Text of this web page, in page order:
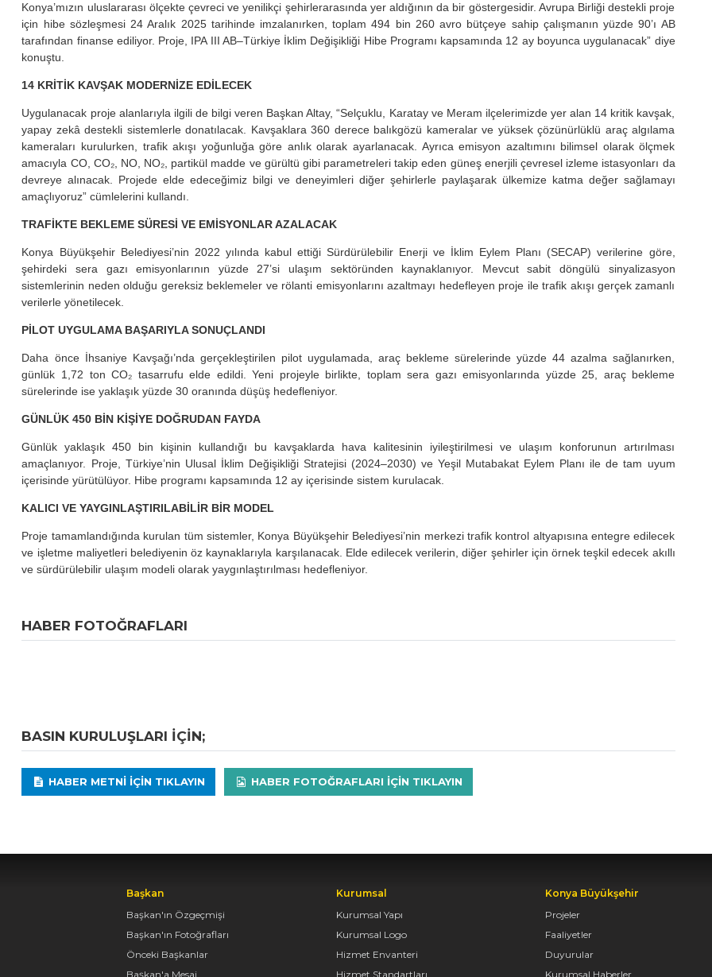
Konya’mızın uluslararası ölçekte çevreci ve yenilikçi şehirlerarasında yer aldığının da bir göstergesidir. Avrupa Birliği destekli proje
için hibe sözleşmesi 24 Aralık 2025 tarihinde imzalanırken, toplam 494 bin 260 avro bütçeye sahip çalışmanın yüzde 90’ı AB
tarafından finanse ediliyor. Proje, IPA III AB–Türkiye İklim Değişikliği Hibe Programı kapsamında 12 ay boyunca uygulanacak” diye
konuştu.
14 KRİTİK KAVŞAK MODERNİZE EDİLECEK
Uygulanacak proje alanlarıyla ilgili de bilgi veren Başkan Altay, “Selçuklu, Karatay ve Meram ilçelerimizde yer alan 14 kritik kavşak,
yapay zekâ destekli sistemlerle donatılacak. Kavşaklara 360 derece balıkgözü kameralar ve yüksek çözünürlüklü araç algılama
kameraları kurulurken, trafik akışı yoğunluğa göre anlık olarak ayarlanacak. Ayrıca emisyon azaltımını bilimsel olarak ölçmek
amacıyla CO, CO₂, NO, NO₂, partikül madde ve gürültü gibi parametreleri takip eden güneş enerjili çevresel izleme istasyonları da
devreye alınacak. Projede elde edeceğimiz bilgi ve deneyimleri diğer şehirlerle paylaşarak ülkemize katma değer sağlamayı
amaçlıyoruz” cümlelerini kullandı.
TRAFİKTE BEKLEME SÜRESİ VE EMİSYONLAR AZALACAK
Konya Büyükşehir Belediyesi’nin 2022 yılında kabul ettiği Sürdürülebilir Enerji ve İklim Eylem Planı (SECAP) verilerine göre,
şehirdeki sera gazı emisyonlarının yüzde 27’si ulaşım sektöründen kaynaklanıyor. Mevcut sabit döngülü sinyalizasyon
sistemlerinin neden olduğu gereksiz beklemeler ve rölanti emisyonlarını azaltmayı hedefleyen proje ile trafik akışı gerçek zamanlı
verilerle yönetilecek.
PİLOT UYGULAMA BAŞARIYLA SONUÇLANDI
Daha önce İhsaniye Kavşağı’nda gerçekleştirilen pilot uygulamada, araç bekleme sürelerinde yüzde 44 azalma sağlanırken,
günlük 1,72 ton CO₂ tasarrufu elde edildi. Yeni projeyle birlikte, toplam sera gazı emisyonlarında yüzde 25, araç bekleme
sürelerinde ise yaklaşık yüzde 30 oranında düşüş hedefleniyor.
GÜNLÜK 450 BİN KİŞİYE DOĞRUDAN FAYDA
Günlük yaklaşık 450 bin kişinin kullandığı bu kavşaklarda hava kalitesinin iyileştirilmesi ve ulaşım konforunun artırılması
amaçlanıyor. Proje, Türkiye’nin Ulusal İklim Değişikliği Stratejisi (2024–2030) ve Yeşil Mutabakat Eylem Planı ile de tam uyum
içerisinde yürütülüyor. Hibe programı kapsamında 12 ay içerisinde sistem kurulacak.
KALICI VE YAYGINLAŞTIRILABİLİR BİR MODEL
Proje tamamlandığında kurulan tüm sistemler, Konya Büyükşehir Belediyesi’nin merkezi trafik kontrol altyapısına entegre edilecek
ve işletme maliyetleri belediyenin öz kaynaklarıyla karşılanacak. Elde edilecek verilerin, diğer şehirler için örnek teşkil edecek akıllı
ve sürdürülebilir ulaşım modeli olarak yaygınlaştırılması hedefleniyor.
HABER FOTOĞRAFLARI
BASIN KURULUŞLARI IÇIN;
HABER METNI IÇIN TIKLAYIN HABER FOTOĞRAFLARI IÇIN TIKLAYIN
Başkan
Başkan'ın Özgeçmişi
Başkan'ın Fotoğrafları
Önceki Başkanlar
Başkan'a Mesaj
Kurumsal
Kurumsal Yapı
Kurumsal Logo
Hizmet Envanteri
Hizmet Standartları
Konya Büyükşehir
Projeler
Faaliyetler
Duyurular
Kurumsal Haberler